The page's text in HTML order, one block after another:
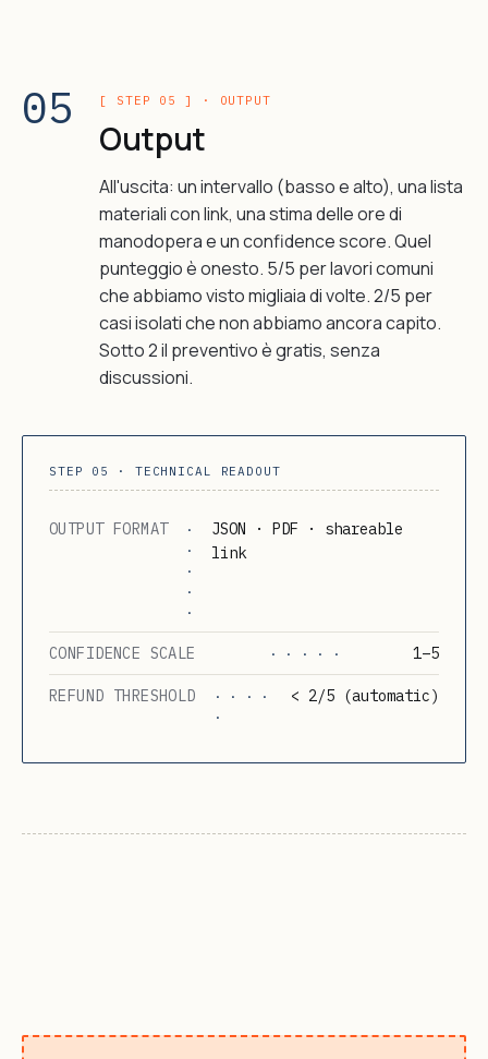
05 [ STEP 05 ] · OUTPUT
Output
All'uscita: un intervallo (basso e alto), una lista
materiali con link, una stima delle ore di
manodopera e un confidence score. Quel
punteggio è onesto. 5/5 per lavori comuni
che abbiamo visto migliaia di volte. 2/5 per
casi isolati che non abbiamo ancora capito.
Sotto 2 il preventivo è gratis, senza
discussioni.
STEP 05 · TECHNICAL READOUT
OUTPUT FORMAT
·
·
·
·
·
JSON · PDF · shareable
link
CONFIDENCE SCALE · · · · · 1–5
REFUND THRESHOLD
· · · ·
·
< 2/5 (automatic)